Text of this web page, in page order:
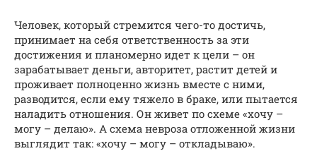
Человек, который стремится чего-то достичь,
принимает на себя ответственность за эти
достижения и планомерно идет к цели – он
зарабатывает деньги, авторитет, растит детей и
проживает полноценно жизнь вместе с ними,
разводится, если ему тяжело в браке, или пытается
наладить отношения. Он живет по схеме «хочу –
могу – делаю». А схема невроза отложенной жизни
выглядит так: «хочу – могу – откладываю».